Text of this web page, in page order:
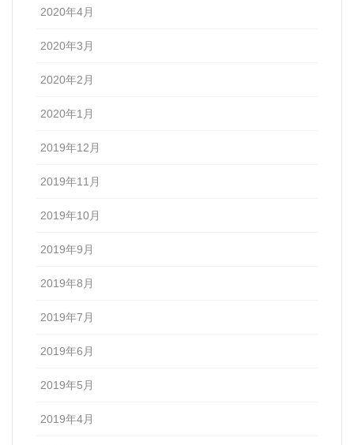
2020年4月
2020年3月
2020年2月
2020年1月
2019年12月
2019年11月
2019年10月
2019年9月
2019年8月
2019年7月
2019年6月
2019年5月
2019年4月